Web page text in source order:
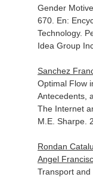
Gender
670. En:
Technology.
Idea Group
Sanchez
Optimal Flow
Antecedents,
The Internet
M.E. Sharpe.
Rondan
Angel
Transport and